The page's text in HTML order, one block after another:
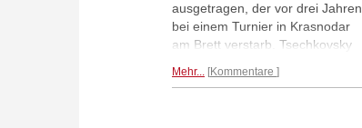
ausgetragen, der vor drei Jahren
bei einem Turnier in Krasnodar
am Brett verstarb. Tsechkovsky
absoluten Weltspitze und war
Mehr... Kommentare